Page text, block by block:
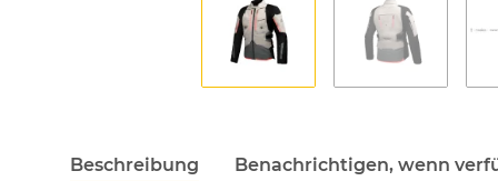
Beschreibung Benachrichtigen, wenn